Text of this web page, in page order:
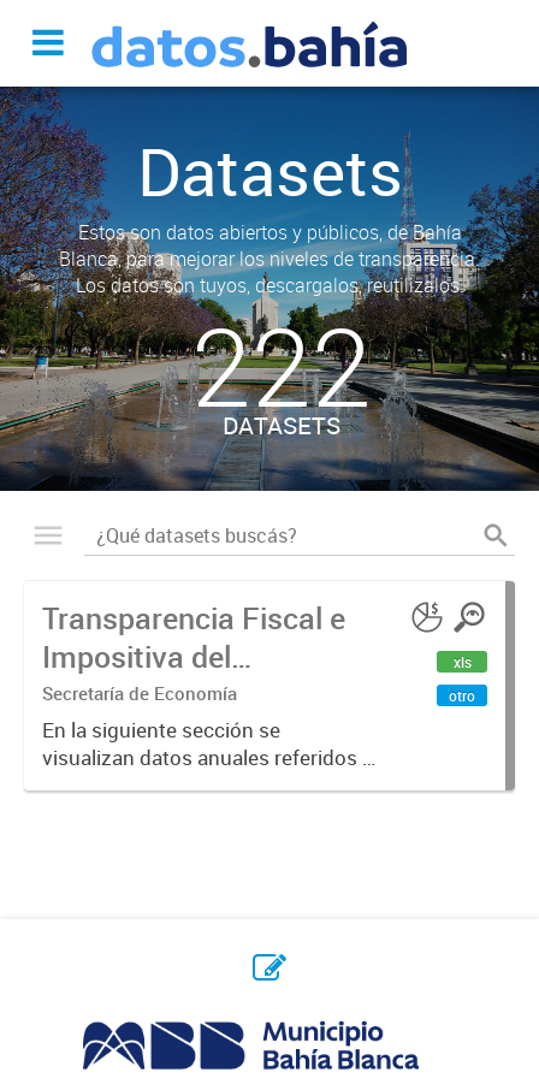
Datasets
Estos son datos abiertos y públicos, de Bahía
Blanca, para mejorar los niveles de transparencia.
Los datos son tuyos, descargalos, reutilizalos.
222
DATASETS
Transparencia Fiscal e
Impositiva del
Municipio. Año 2023
Secretaría de Economía
En la siguiente sección se
visualizan datos anuales referidos a
la transparencia fiscal e impositiva
xls
otro